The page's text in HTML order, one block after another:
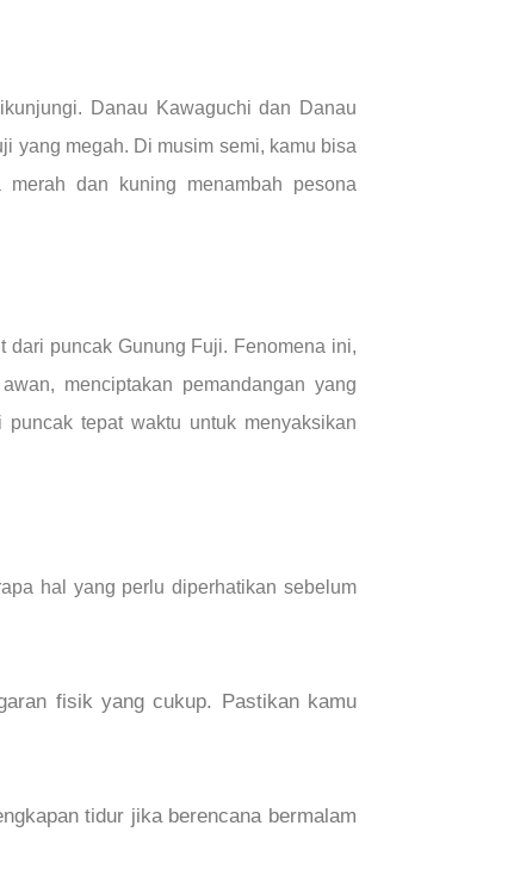
Danau Kawaguchi dan Danau
yang megah. Di musim semi, kamu bisa
merah dan kuning menambah pesona
dari puncak Gunung Fuji. Fenomena ini,
menciptakan pemandangan yang
tepat waktu untuk menyaksikan
hal yang perlu diperhatikan sebelum
fisik yang cukup. Pastikan kamu
tidur jika berencana bermalam